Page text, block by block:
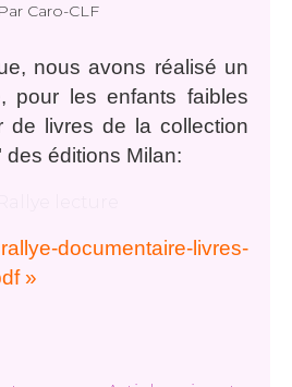
Par Caro-CLF
nous avons réalisé un
pour les enfants faibles
de livres de la collection
éditions Milan:
documentaire-livres-
»